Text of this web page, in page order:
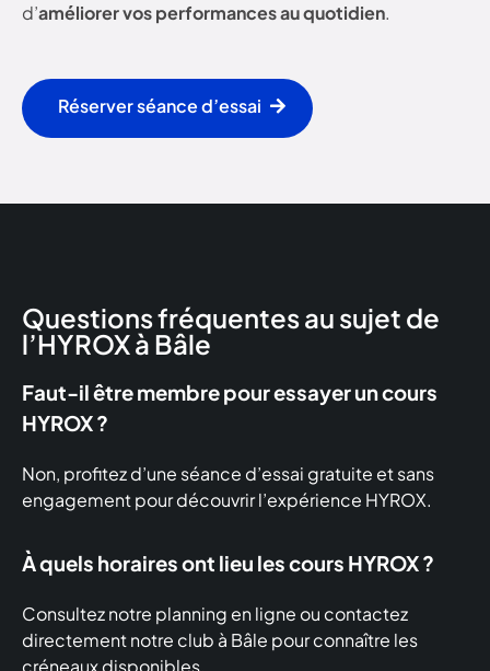
d’améliorer vos performances au quotidien.
Réserver séance d’essai
Questions fréquentes au sujet de
l’HYROX à Bâle
Faut-il être membre pour essayer un cours
HYROX ?
Non, profitez d’une séance d’essai gratuite et sans
engagement pour découvrir l’expérience HYROX.
À quels horaires ont lieu les cours HYROX ?
Consultez notre planning en ligne ou contactez
directement notre club à Bâle pour connaître les
créneaux disponibles.